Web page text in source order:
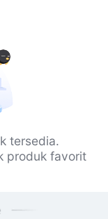
tersedia.
produk favorit